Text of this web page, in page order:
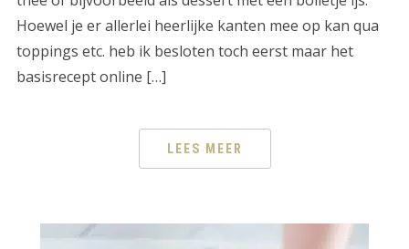
Hoewel je er allerlei heerlijke kanten mee op kan qua
toppings etc. heb ik besloten toch eerst maar het
basisrecept online […]
LEES MEER